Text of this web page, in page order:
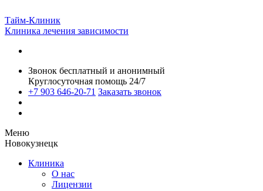
Тайм-Клиник
Клиника лечения зависимости
Звонок бесплатный и анонимный
Круглосуточная помощь 24/7
+7 903 646-20-71 Заказать звонок
Меню
Новокузнецк
Клиника
О нас
Лицензии